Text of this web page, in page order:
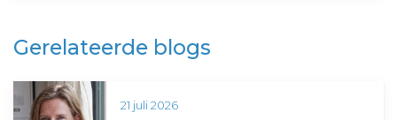
Gerelateerde blogs
21 juli 2026